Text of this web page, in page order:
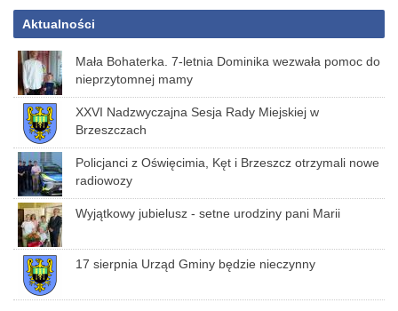
Aktualności
Mała Bohaterka. 7-letnia Dominika wezwała pomoc do
nieprzytomnej mamy
XXVI Nadzwyczajna Sesja Rady Miejskiej w
Brzeszczach
Policjanci z Oświęcimia, Kęt i Brzeszcz otrzymali nowe
radiowozy
Wyjątkowy jubielusz - setne urodziny pani Marii
17 sierpnia Urząd Gminy będzie nieczynny